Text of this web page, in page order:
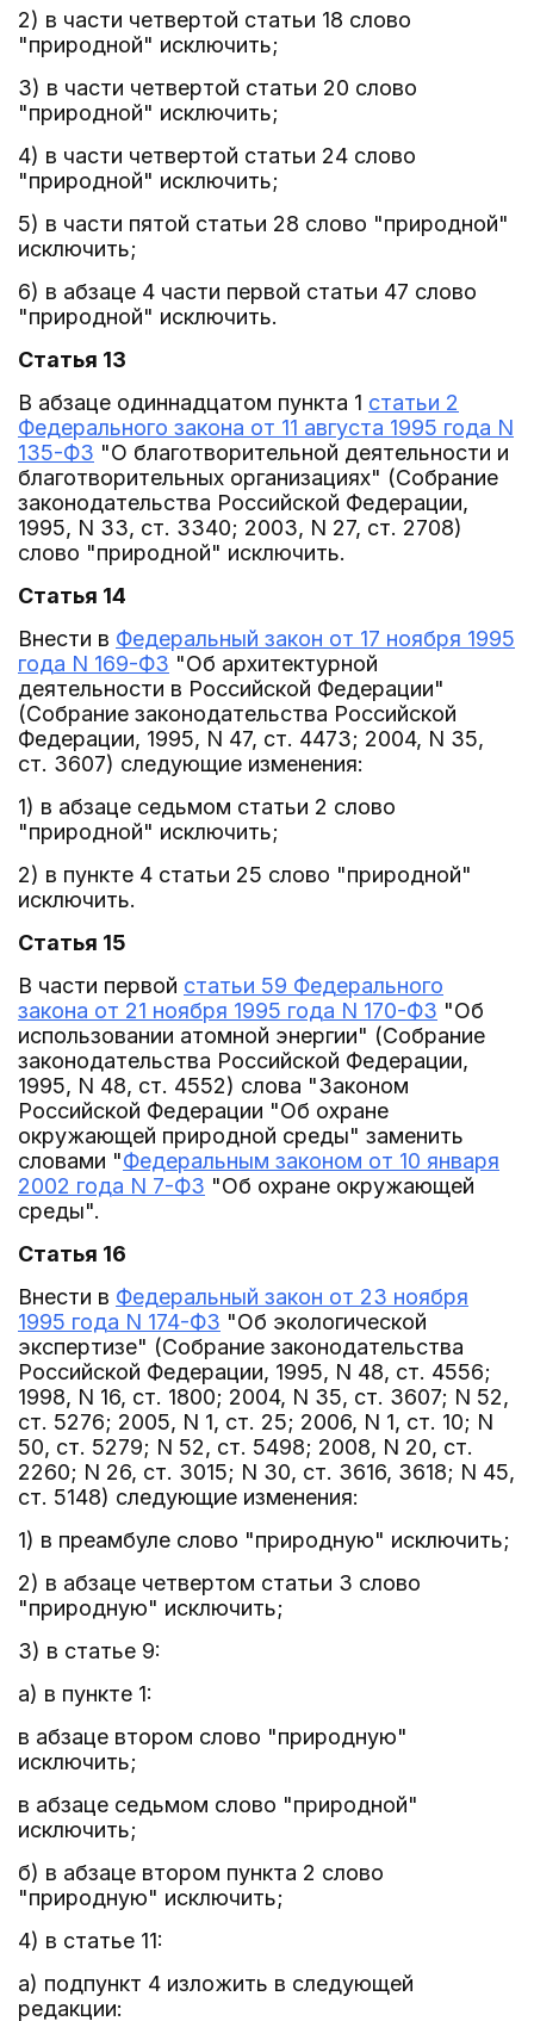
2) в части четвертой статьи 18 слово
"природной" исключить;
3) в части четвертой статьи 20 слово
"природной" исключить;
4) в части четвертой статьи 24 слово
"природной" исключить;
5) в части пятой статьи 28 слово "природной"
исключить;
6) в абзаце 4 части первой статьи 47 слово
"природной" исключить.
Статья 13
В абзаце одиннадцатом пункта 1 статьи 2
Федерального закона от 11 августа 1995 года N
135-ФЗ "О благотворительной деятельности и
благотворительных организациях" (Собрание
законодательства Российской Федерации,
1995, N 33, ст. 3340; 2003, N 27, ст. 2708)
слово "природной" исключить.
Статья 14
Внести в Федеральный закон от 17 ноября 1995
года N 169-ФЗ "Об архитектурной
деятельности в Российской Федерации"
(Собрание законодательства Российской
Федерации, 1995, N 47, ст. 4473; 2004, N 35,
ст. 3607) следующие изменения:
1) в абзаце седьмом статьи 2 слово
"природной" исключить;
2) в пункте 4 статьи 25 слово "природной"
исключить.
Статья 15
В части первой статьи 59 Федерального
закона от 21 ноября 1995 года N 170-ФЗ "Об
использовании атомной энергии" (Собрание
законодательства Российской Федерации,
1995, N 48, ст. 4552) слова "Законом
Российской Федерации "Об охране
окружающей природной среды" заменить
словами "Федеральным законом от 10 января
2002 года N 7-ФЗ "Об охране окружающей
среды".
Статья 16
Внести в Федеральный закон от 23 ноября
1995 года N 174-ФЗ "Об экологической
экспертизе" (Собрание законодательства
Российской Федерации, 1995, N 48, ст. 4556;
1998, N 16, ст. 1800; 2004, N 35, ст. 3607; N 52,
ст. 5276; 2005, N 1, ст. 25; 2006, N 1, ст. 10; N
50, ст. 5279; N 52, ст. 5498; 2008, N 20, ст.
2260; N 26, ст. 3015; N 30, ст. 3616, 3618; N 45,
ст. 5148) следующие изменения:
1) в преамбуле слово "природную" исключить;
2) в абзаце четвертом статьи 3 слово
"природную" исключить;
3) в статье 9:
а) в пункте 1:
в абзаце втором слово "природную"
исключить;
в абзаце седьмом слово "природной"
исключить;
б) в абзаце втором пункта 2 слово
"природную" исключить;
4) в статье 11:
а) подпункт 4 изложить в следующей
редакции: